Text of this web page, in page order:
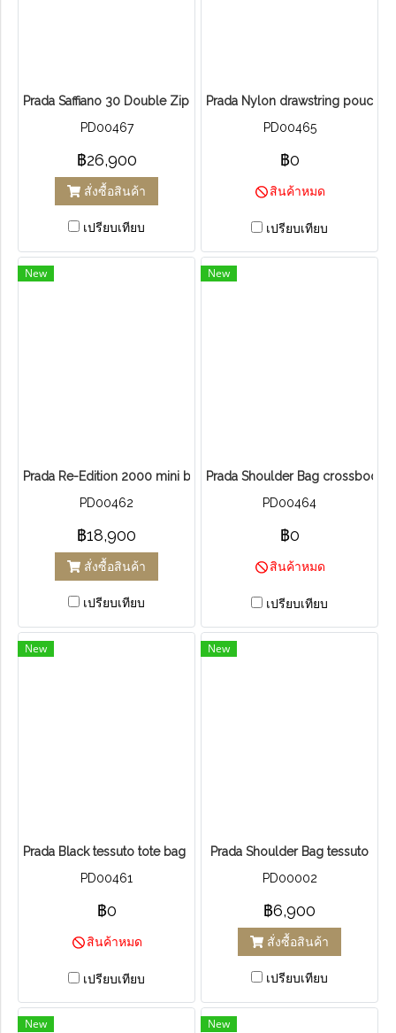
Prada Saffiano 30 Double Zip Saffiano
PD00467
฿26,900
สั่งซื้อสินค้า
เปรียบเทียบ
Prada Nylon drawstring pouch
PD00465
฿0
สินค้าหมด
เปรียบเทียบ
New
Prada Re-Edition 2000 mini bag ปี2021
PD00462
฿18,900
สั่งซื้อสินค้า
เปรียบเทียบ
New
Prada Shoulder Bag crossbody
PD00464
฿0
สินค้าหมด
เปรียบเทียบ
New
Prada Black tessuto tote bag leather Tessuto
PD00461
฿0
สินค้าหมด
เปรียบเทียบ
New
Prada Shoulder Bag tessuto
PD00002
฿6,900
สั่งซื้อสินค้า
เปรียบเทียบ
New New